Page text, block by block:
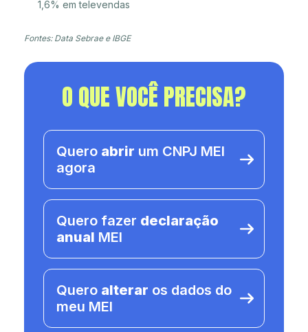
1,6% em televendas
Fontes: Data Sebrae e IBGE
O QUE VOCÊ PRECISA?
Quero abrir um CNPJ MEI
agora
Quero fazer declaração
anual MEI
Quero alterar os dados do
meu MEI